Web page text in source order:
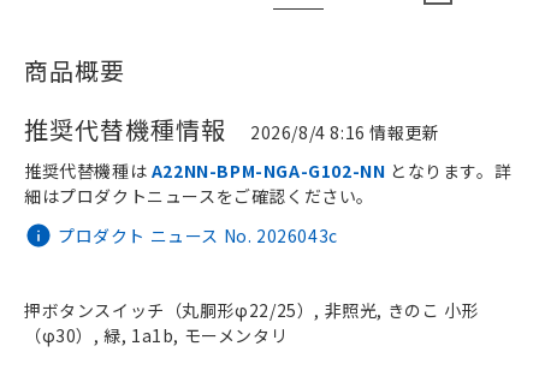
商品概要
推奨代替機種情報
2026/8/4 8:16 情報更新
プロダクト ニュース No. 2026043c
推奨代替機種は A22NN-BPM-NGA-G102-NN となります。詳
細はプロダクトニュースをご確認ください。
押ボタンスイッチ（丸胴形φ22/25）, 非照光, きのこ 小形
（φ30）, 緑, 1a1b, モーメンタリ